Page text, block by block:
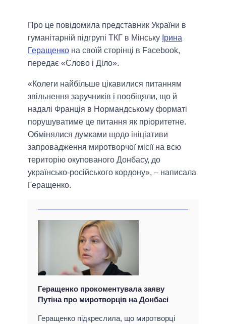
Про це повідомила представник України в
гуманітарній підгрупі ТКГ в Мінську Ірина
Геращенко на своїй сторінці в Facebook,
передає «Слово і Діло».
«Колеги найбільше цікавилися питанням
звільнення заручників і пообіцяли, що й
надалі Франція в Нормандському форматі
порушуватиме це питання як пріоритетне.
Обмінялися думками щодо ініціативи
запровадження миротворчої місії на всю
територію окупованого Донбасу, до
українсько-російського кордону», – написала
Геращенко.
Геращенко прокоментувала заяву
Путіна про миротворців на Донбасі
Геращенко підкреслила, що миротворці